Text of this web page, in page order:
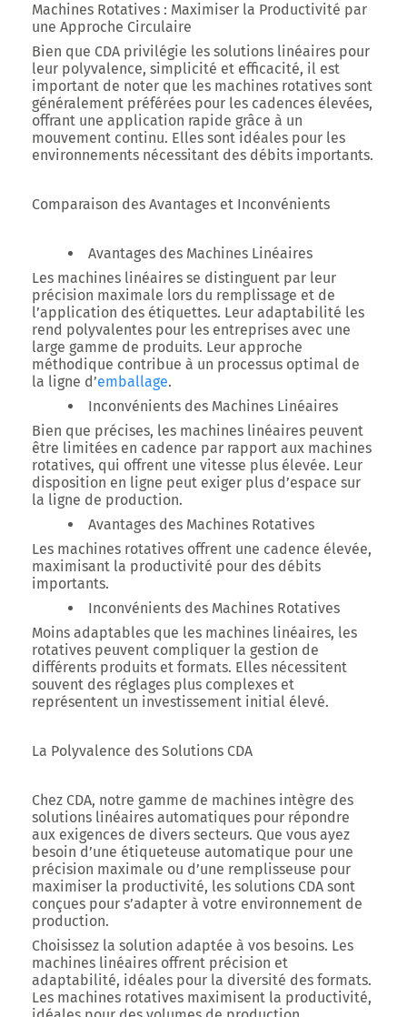
Machines Rotatives : Maximiser la Productivité par
une Approche Circulaire
Bien que CDA privilégie les solutions linéaires pour
leur polyvalence, simplicité et efficacité, il est
important de noter que les machines rotatives sont
généralement préférées pour les cadences élevées,
offrant une application rapide grâce à un
mouvement continu. Elles sont idéales pour les
environnements nécessitant des débits importants.
Comparaison des Avantages et Inconvénients
Avantages des Machines Linéaires
Les machines linéaires se distinguent par leur
précision maximale lors du remplissage et de
l’application des étiquettes. Leur adaptabilité les
rend polyvalentes pour les entreprises avec une
large gamme de produits. Leur approche
méthodique contribue à un processus optimal de
la ligne d’emballage.
Inconvénients des Machines Linéaires
Bien que précises, les machines linéaires peuvent
être limitées en cadence par rapport aux machines
rotatives, qui offrent une vitesse plus élevée. Leur
disposition en ligne peut exiger plus d’espace sur
la ligne de production.
Avantages des Machines Rotatives
Les machines rotatives offrent une cadence élevée,
maximisant la productivité pour des débits
importants.
Inconvénients des Machines Rotatives
Moins adaptables que les machines linéaires, les
rotatives peuvent compliquer la gestion de
différents produits et formats. Elles nécessitent
souvent des réglages plus complexes et
représentent un investissement initial élevé.
La Polyvalence des Solutions CDA
Chez CDA, notre gamme de machines intègre des
solutions linéaires automatiques pour répondre
aux exigences de divers secteurs. Que vous ayez
besoin d’une étiqueteuse automatique pour une
précision maximale ou d’une remplisseuse pour
maximiser la productivité, les solutions CDA sont
conçues pour s’adapter à votre environnement de
production.
Choisissez la solution adaptée à vos besoins. Les
machines linéaires offrent précision et
adaptabilité, idéales pour la diversité des formats.
Les machines rotatives maximisent la productivité,